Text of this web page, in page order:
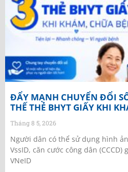
ĐẨY MẠNH CHUYỂN ĐỔI
THẾ THẺ BHYT GIẤY KHI
Tháng 8 5, 2026
Người dân có thể sử dụng hình
VssID, căn cước công dân
VNeID